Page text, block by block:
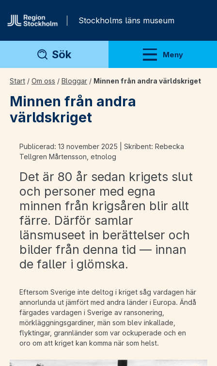
Stockholms läns museum
Sök Meny
Visa meny
Start / Om oss / Bloggar / Minnen från andra världskriget
Minnen från andra
världskriget
Publicerad: 13 november 2025 | Skribent: Rebecka
Tellgren Mårtensson, etnolog
Det är 80 år sedan krigets slut
och personer med egna
minnen från krigsåren blir allt
färre. Därför samlar
länsmuseet in berättelser och
bilder från denna tid — innan
de faller i glömska.
Eftersom Sverige inte deltog i kriget såg vardagen här
annorlunda ut jämfört med andra länder i Europa. Ändå
färgades vardagen i Sverige av ransonering,
mörkläggningsgardiner, män som blev inkallade,
flyktingar, grannländer som var ockuperade och en
oro om att kriget kan komma när som helst.